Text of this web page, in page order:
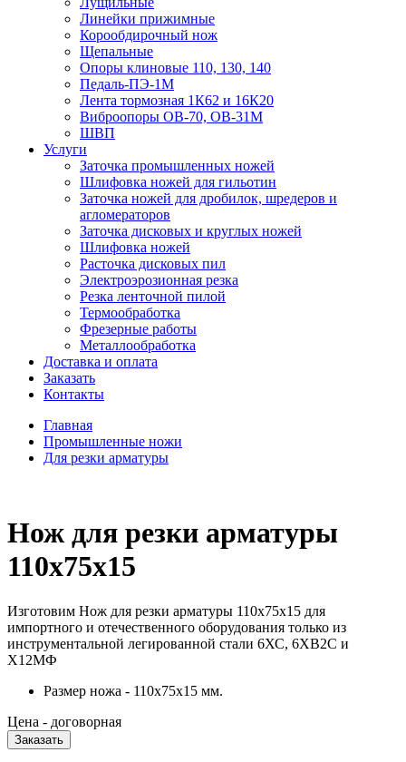
Линейки прижимные
Корообдирочный нож
Щепальные
Опоры клиновые 110, 130, 140
Педаль-ПЭ-1М
Лента тормозная 1К62 и 16К20
Виброопоры OB-70, OB-31M
ШВП
Услуги
Заточка промышленных ножей
Шлифовка ножей для гильотин
Заточка ножей для дробилок, шредеров и
агломераторов
Заточка дисковых и круглых ножей
Шлифовка ножей
Расточка дисковых пил
Электроэрозионная резка
Резка ленточной пилой
Термообработка
Фрезерные работы
Металлообработка
Доставка и оплата
Заказать
Контакты
Главная
Промышленные ножи
Для резки арматуры
Нож для резки арматуры
110x75x15
Изготовим Нож для резки арматуры 110x75x15 для
импортного и отечественного оборудования только из
инструментальной легированной стали 6ХС, 6ХВ2С и
Х12МФ
Размер ножа - 110x75x15 мм.
Цена - договорная
Заказать